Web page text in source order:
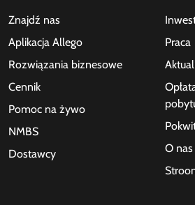
Znajdź nas
Aplikacja Allego
Rozwiązania biznesowe
Cennik
Pomoc na żywo
NMBS
Dostawcy
Praca
O nas